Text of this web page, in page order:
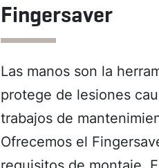
Fingersaver
Las manos son la
protege de lesiones
trabajos de
Ofrecemos el